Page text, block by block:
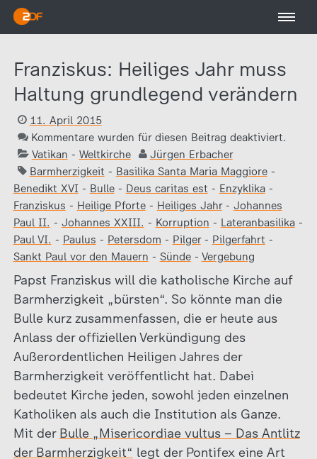
Franziskus: Heiliges Jahr muss
Haltung grundlegend verändern
11. April 2015
Kommentare wurden für diesen Beitrag deaktiviert.
Vatikan - Weltkirche
Jürgen Erbacher
Barmherzigkeit - Basilika Santa Maria Maggiore-
Benedikt XVI - Bulle- Deus caritas est - Enzyklika-
Franziskus - Heilige Pforte- Heiliges Jahr- Johannes
Paul II. - Johannes XXIII. - Korruption - Lateranbasilika-
Paul VI. - Paulus - Petersdom - Pilger- Pilgerfahrt -
Sankt Paul vor den Mauern - Sünde- Vergebung
Papst Franziskus will die katholische Kirche auf
Barmherzigkeit „bürsten“. So könnte man die
Bulle kurz zusammenfassen, die er heute aus
Anlass der offiziellen Verkündigung des
Außerordentlichen Heiligen Jahres der
Barmherzigkeit veröffentlicht hat. Dabei
bedeutet Kirche jeden, sowohl jeden einzelnen
Katholiken als auch die Institution als Ganze.
Mit der Bulle „Misericordiae vultus – Das Antlitz
der Barmherzigkeit“ legt der Pontifex eine Art